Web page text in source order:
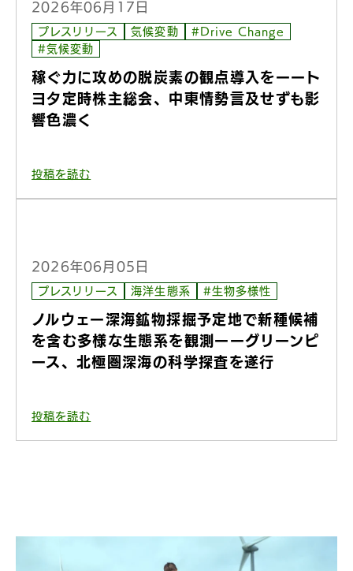
2026年06月17日
プレスリリース 気候変動
#Drive Change
#気候変動
稼ぐ力に攻めの脱炭素の観点導入をーート
ヨタ定時株主総会、中東情勢言及せずも影
響色濃く
投稿を読む
2026年06月05日
プレスリリース 海洋生態系 #生物多様性
ノルウェー深海鉱物採掘予定地で新種候補
を含む多様な生態系を観測ーーグリーンピ
ース、北極圏深海の科学探査を遂行
投稿を読む